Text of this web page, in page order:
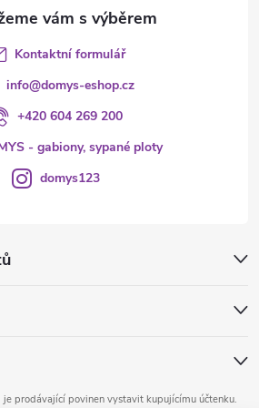
prodávající povinen vystavit kupujícímu účtenku.
Kontaktní formulář
info@domys-eshop.cz
+420 604 269 200
- gabiony, sypané ploty
domys123